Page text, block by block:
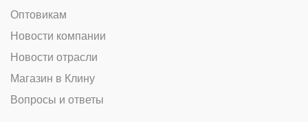
Оптовикам
Новости компании
Новости отрасли
Магазин в Клину
Вопросы и ответы